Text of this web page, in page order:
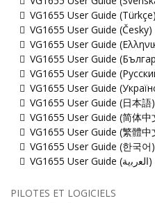
VG1655 User Guide (Türkçe)
VG1655 User Guide (Česky)
VG1655 User Guide
VG1655 User Guide
VG1655 User Guide
VG1655 User Guide
VG1655 User Guide (日本語)
VG1655 User Guide (简体中
VG1655 User Guide (繁體中
VG1655 User Guide (한국어)
VG1655 User Guide (ﺍﻟﻌﺭﺑﻳﺔ)
PILOTES ET LOGICIELS